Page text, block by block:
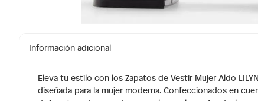
Información adicional
Eleva tu estilo con los Zapatos de Vestir Mujer Aldo
diseñada para la mujer moderna. Confeccionados en